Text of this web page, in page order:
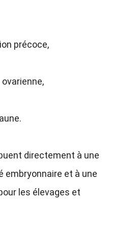
précoce,
directement à une
embryonnaire et à une
les élevages et